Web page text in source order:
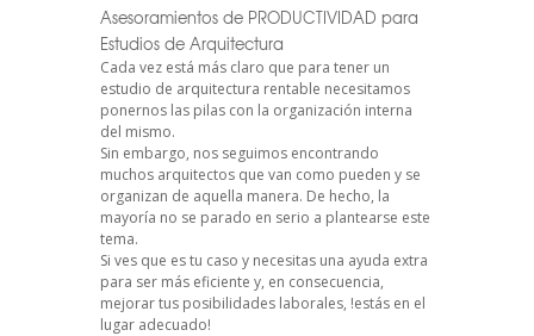
Asesoramientos de PRODUCTIVIDAD para
Estudios de Arquitectura
Cada vez está más claro que para tener un
estudio de arquitectura rentable necesitamos
ponernos las pilas con la organización interna
del mismo.
Sin embargo, nos seguimos encontrando
muchos arquitectos que van como pueden y se
organizan de aquella manera. De hecho, la
mayoría no se parado en serio a plantearse este
tema.
Si ves que es tu caso y necesitas una ayuda extra
para ser más eficiente y, en consecuencia,
mejorar tus posibilidades laborales, !estás en el
lugar adecuado!